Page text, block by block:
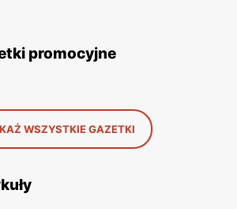
promocyjne
WSZYSTKIE GAZETKI